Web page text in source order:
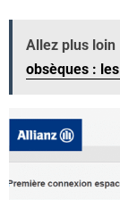
Allez plus loin
obsèques :